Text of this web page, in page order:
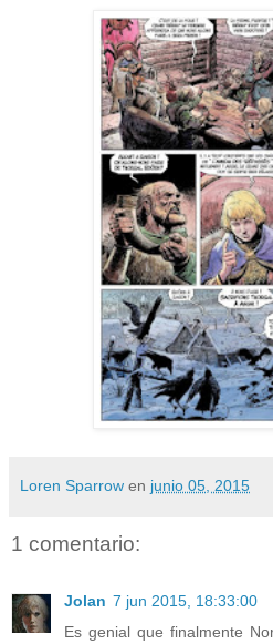
Loren Sparrow en junio 05, 2015
1 comentario:
Jolan 7 jun 2015, 18:33:00
Es genial que finalmente